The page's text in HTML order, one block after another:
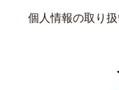
個人情報の取り扱